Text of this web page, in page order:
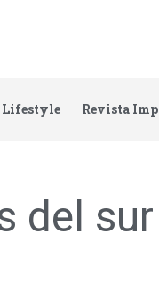
Lifestyle Revista
del